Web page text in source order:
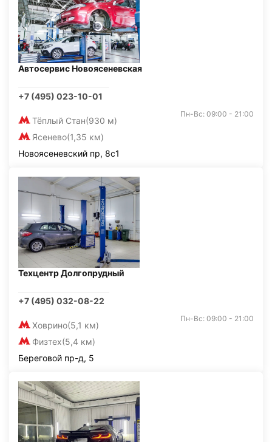
Автосервис Новоясеневская
+7 (495) 023-10-01
Тёплый Стан(930 м)
Ясенево(1,35 км)
Пн-Вс: 09:00 - 21:00
Новоясеневский пр, 8с1
Техцентр Долгопрудный
+7 (495) 032-08-22
Ховрино(5,1 км)
Физтех(5,4 км)
Пн-Вс: 09:00 - 21:00
Береговой пр-д, 5